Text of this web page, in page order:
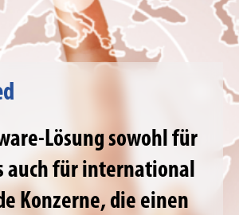
Lösung sowohl für
auch für international
Konzerne, die einen